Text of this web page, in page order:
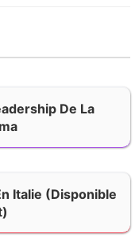
De La
Italie (Disponible